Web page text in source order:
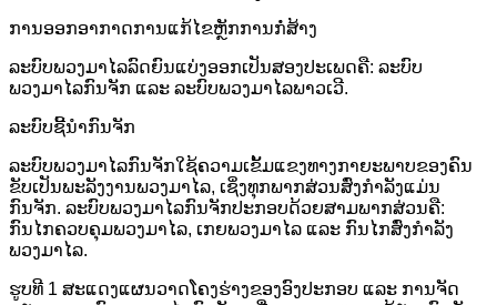
ການອອກອາກາດການແກ້ໄຂຫຼັກການກໍ່ສ້າງ
ລະບົບພວງມາໄລລົດຍົນແບ່ງອອກເປັນສອງປະເພດຄື: ລະບົບ
ພວງມາໄລກົນຈັກ ແລະ ລະບົບພວງມາໄລພາວເວີ.
ລະບົບຊີ້ນຳກົນຈັກ
ລະບົບພວງມາໄລກົນຈັກໃຊ້ຄວາມເຂັ້ມແຂງທາງກາຍະພາບຂອງຄົນ
ຂັບເປັນພະລັງງານພວງມາໄລ, ເຊິ່ງທຸກພາກສ່ວນສົ່ງກຳລັງແມ່ນ
ກົນຈັກ. ລະບົບພວງມາໄລກົນຈັກປະກອບດ້ວຍສາມພາກສ່ວນຄື:
ກົນໄກຄວບຄຸມພວງມາໄລ, ເກຍພວງມາໄລ ແລະ ກົນໄກສົ່ງກຳລັງ
ພວງມາໄລ.
ຮູບທີ 1 ສະແດງແຜນວາດໂຄງຮ່າງຂອງອົງປະກອບ ແລະ ການຈັດ